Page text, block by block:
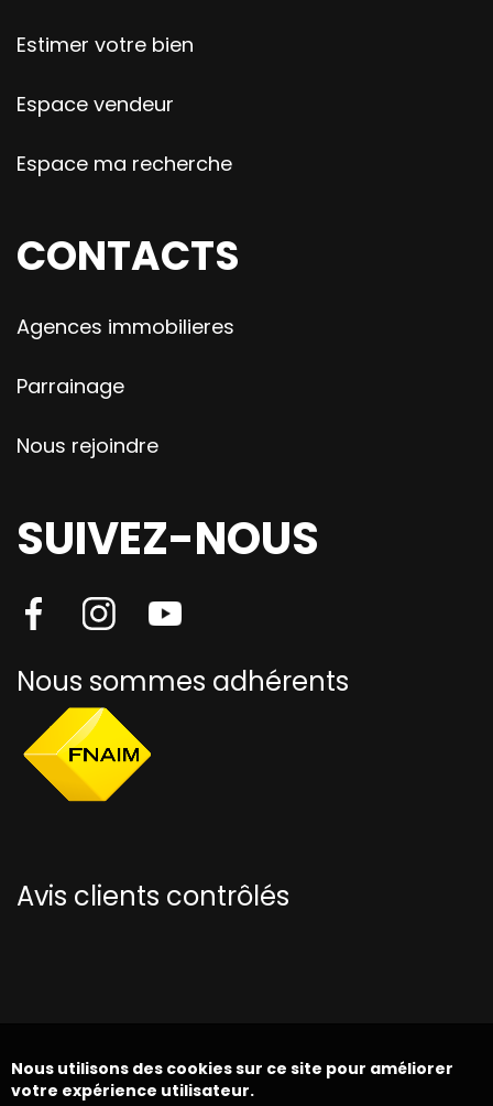
Estimer votre bien
Espace vendeur
Espace ma recherche
CONTACTS
Agences immobilieres
Parrainage
Nous rejoindre
SUIVEZ-NOUS
Nous sommes adhérents
Avis clients contrôlés
Nous utilisons des cookies sur ce site pour améliorer
votre expérience utilisateur.